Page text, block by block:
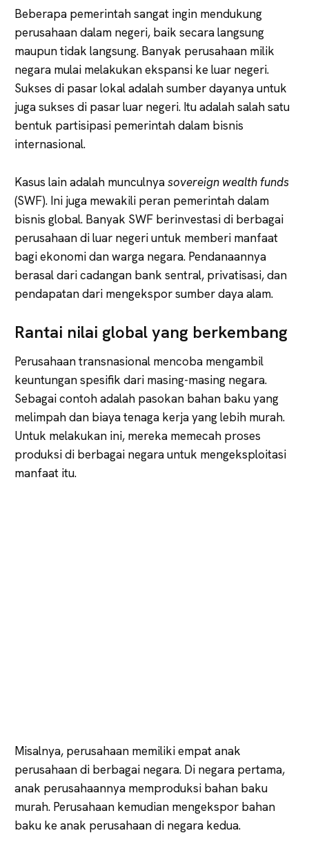
Beberapa pemerintah sangat ingin mendukung
perusahaan dalam negeri, baik secara langsung
maupun tidak langsung. Banyak perusahaan milik
negara mulai melakukan ekspansi ke luar negeri.
Sukses di pasar lokal adalah sumber dayanya untuk
juga sukses di pasar luar negeri. Itu adalah salah satu
bentuk partisipasi pemerintah dalam bisnis
internasional.
Kasus lain adalah munculnyasovereign wealth funds
(SWF). Ini juga mewakili peran pemerintah dalam
bisnis global. Banyak SWF berinvestasi di berbagai
perusahaan di luar negeri untuk memberi manfaat
bagi ekonomi dan warga negara. Pendanaannya
berasal dari cadangan bank sentral, privatisasi, dan
pendapatan dari mengekspor sumber daya alam.
Rantai nilai global yang berkembang
Perusahaan transnasional mencoba mengambil
keuntungan spesifik dari masing-masing negara.
Sebagai contoh adalah pasokan bahan baku yang
melimpah dan biaya tenaga kerja yang lebih murah.
Untuk melakukan ini, mereka memecah proses
produksi di berbagai negara untuk mengeksploitasi
manfaat itu.
Misalnya, perusahaan memiliki empat anak
perusahaan di berbagai negara. Di negara pertama,
anak perusahaannya memproduksi bahan baku
murah. Perusahaan kemudian mengekspor bahan
baku ke anak perusahaan di negara kedua.